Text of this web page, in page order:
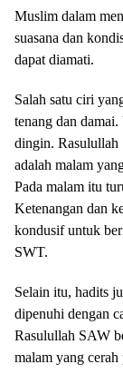
Muslim dalam
suasana dan
dapat diamati.
Salah satu ciri
tenang dan
dingin. Rasulullah
adalah malam
Pada malam itu
Ketenangan dan
kondusif untuk
SWT.
Selain itu, hadits
dipenuhi dengan
Rasulullah SAW
malam yang